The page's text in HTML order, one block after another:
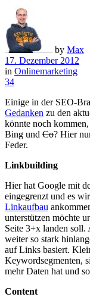
by Max
17. Dezember 2012
in Onlinemarketing
34
Einige in der SEO-
Gedanken zu den
könnte noch
Bing und Co? Hier
Feder.
Linkbuilding
Hier hat Google mit
eingegrenzt und es
Linkaufbau
unterstützen möchte
Seite 3+x landen
weiter so stark
auf Links basiert.
Keywordsegmenten,
mehr Daten hat und
Content